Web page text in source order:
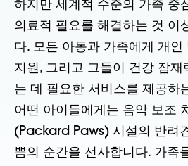
하지만 세계적 수준의 가족 중
의료적 필요를 해결하는 것 이
다. 모든 아동과 가족에게 개인
지원, 그리고 그들이 건강 잠
는 데 필요한 서비스를 제공하
어떤 아이들에게는 음악 보조
(Packard Paws) 시설의 반려
쁨의 순간을 선사합니다. 가족